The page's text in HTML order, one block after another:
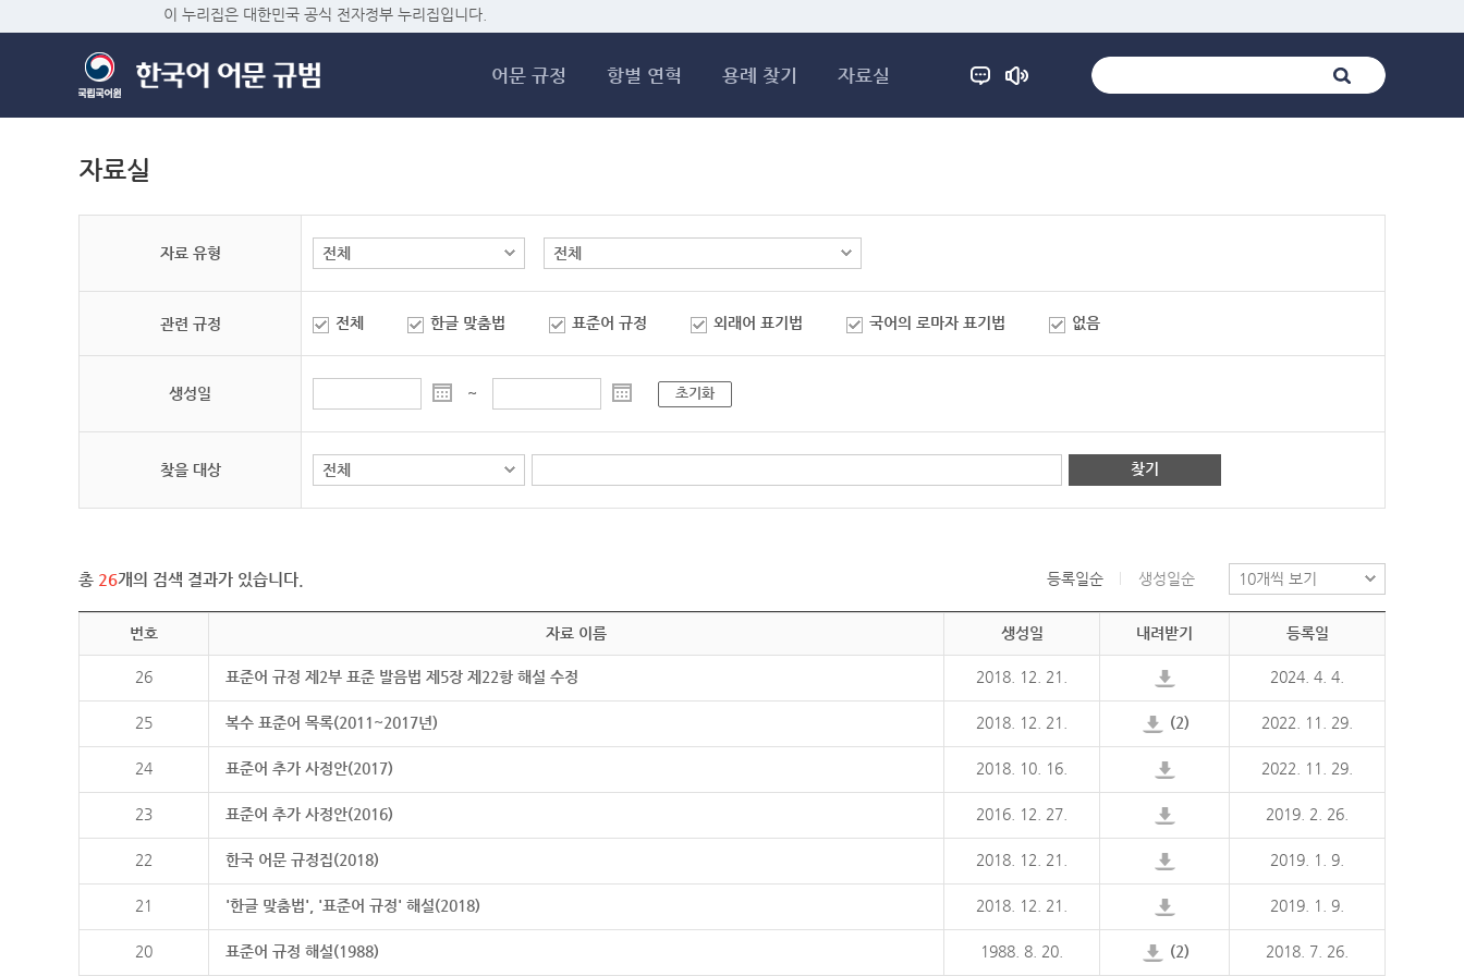
이 누리집은 대한민국 공식 전자정부 누리집입니다.
어문 규정 항별 연혁 용례 찾기 자료실
자료실
자료 유형
관련 규정 전체 한글 맞춤법 표준어 규정 외래어 표기법 국어의 로마자 표기법 없음
생성일 ~ 초기화
찾을 대상 찾기
총 26개의 검색 결과가 있습니다. 등록일순 생성일순
번호 자료 이름 생성일 내려받기 등록일
26 표준어 규정 제2부 표준 발음법 제5장 제22항 해설 수정 2018. 12. 21. 2024. 4. 4.
25 복수 표준어 목록(2011~2017년) 2018. 12. 21. (2) 2022. 11. 29.
24 표준어 추가 사정안(2017) 2018. 10. 16. 2022. 11. 29.
23 표준어 추가 사정안(2016) 2016. 12. 27. 2019. 2. 26.
22 한국 어문 규정집(2018) 2018. 12. 21. 2019. 1. 9.
21 '한글 맞춤법', '표준어 규정' 해설(2018) 2018. 12. 21. 2019. 1. 9.
20 표준어 규정 해설(1988) 1988. 8. 20. (2) 2018. 7. 26.